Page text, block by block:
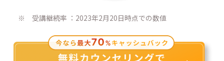
※ 受講継続率 ：2023年2月20日時点での数値